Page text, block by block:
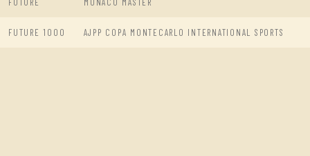
FUTURE 1000 AJPP COPA MONTECARLO INTERNATIONAL SPORTS